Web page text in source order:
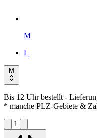
M
L
M
Bis 12 Uhr bestellt-
* manche PLZ-Gebiete &
1